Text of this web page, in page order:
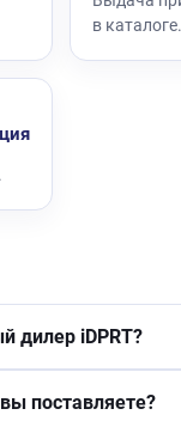
в каталоге.
дилер iDPRT?
поставляете?